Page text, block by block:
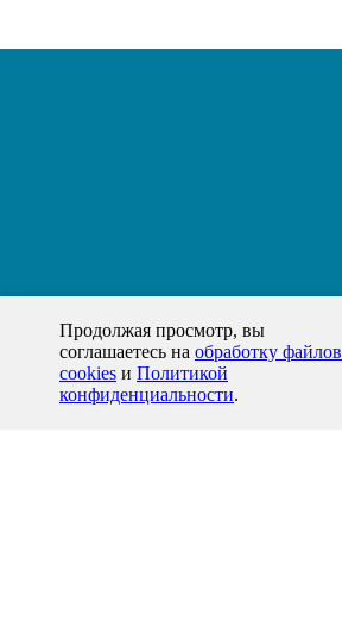
Продолжая просмотр, вы
соглашаетесь на обработку файлов
cookies и Политикой
конфиденциальности.